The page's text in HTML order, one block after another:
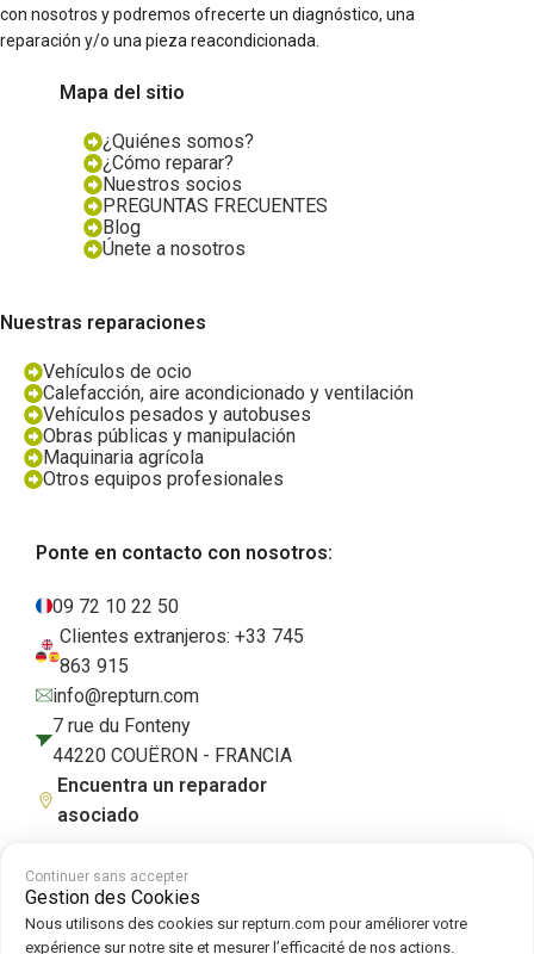
con nosotros y podremos ofrecerte un diagnóstico, una
reparación y/o una pieza reacondicionada.
Mapa del sitio
¿Quiénes somos?
¿Cómo reparar?
Nuestros socios
PREGUNTAS FRECUENTES
Blog
Únete a nosotros
Nuestras reparaciones
Vehículos de ocio
Calefacción, aire acondicionado y ventilación
Vehículos pesados y autobuses
Obras públicas y manipulación
Maquinaria agrícola
Otros equipos profesionales
Ponte en contacto con nosotros:
09 72 10 22 50
Clientes extranjeros: +33 745
863 915
info@repturn.com
7 rue du Fonteny
44220 COUËRON - FRANCIA
Encuentra un reparador
asociado
Condiciones generales de venta Aviso legal Política de privacidad
Cookies|Política de cookies
Continuer sans accepter
Gestion des Cookies
Nous utilisons des cookies sur repturn.com pour améliorer votre
expérience sur notre site et mesurer l’efficacité de nos actions.